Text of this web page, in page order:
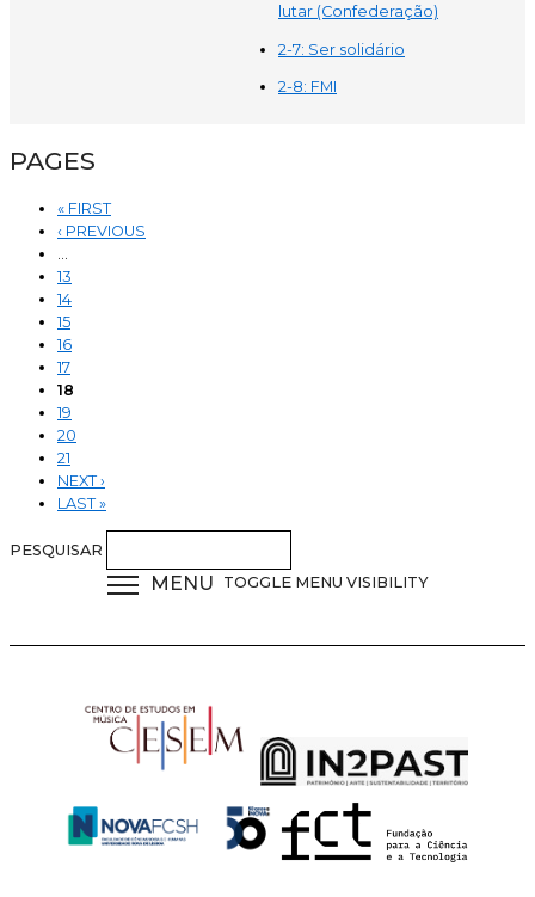
lutar (Confederação)
2-7: Ser solidário
2-8: FMI
PAGES
« FIRST
‹ PREVIOUS
…
13
14
15
16
17
18
19
20
21
NEXT ›
LAST »
PESQUISAR
MENU TOGGLE MENU VISIBILITY